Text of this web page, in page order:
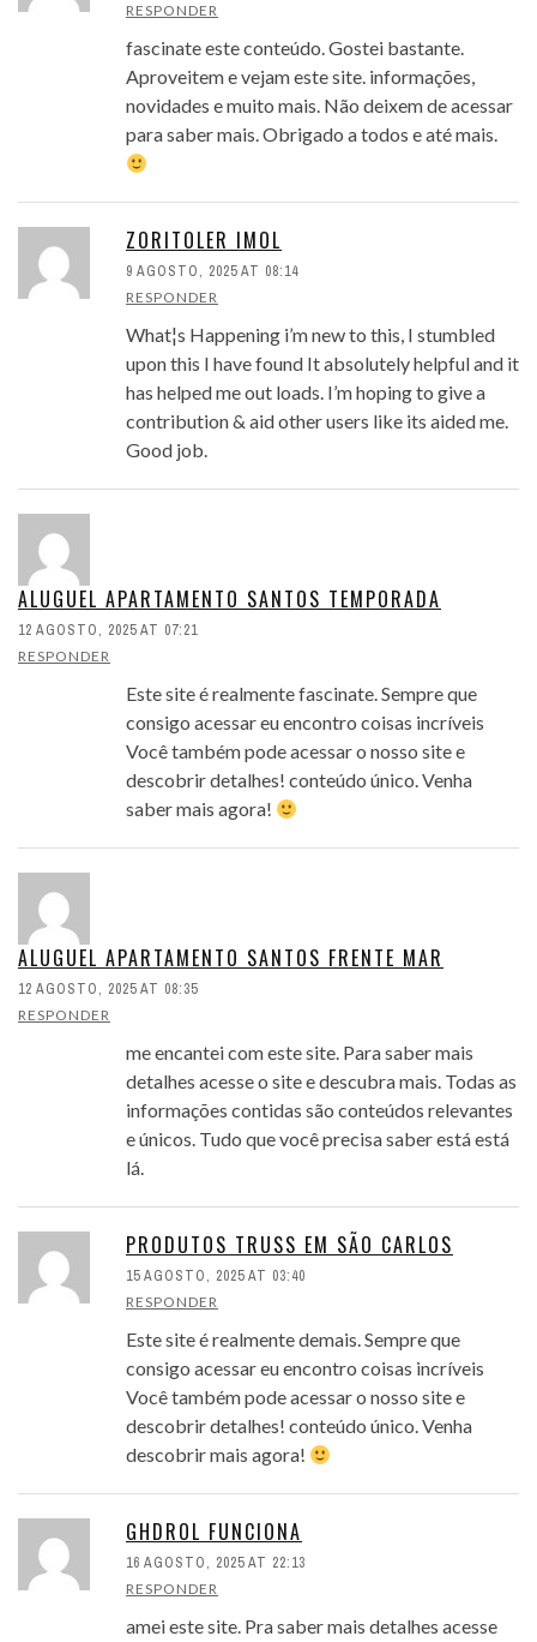
RESPONDER
fascinate este conteúdo. Gostei bastante.
Aproveitem e vejam este site. informações,
novidades e muito mais. Não deixem de acessar
para saber mais. Obrigado a todos e até mais.
ZORITOLER IMOL
9 AGOSTO, 2025 AT 08:14
RESPONDER
What¦s Happening i’m new to this, I stumbled
upon this I have found It absolutely helpful and it
has helped me out loads. I’m hoping to give a
contribution & aid other users like its aided me.
Good job.
ALUGUEL APARTAMENTO SANTOS TEMPORADA
12 AGOSTO, 2025 AT 07:21
RESPONDER
Este site é realmente fascinate. Sempre que
consigo acessar eu encontro coisas incríveis
Você também pode acessar o nosso site e
descobrir detalhes! conteúdo único. Venha
saber mais agora!
ALUGUEL APARTAMENTO SANTOS FRENTE MAR
12 AGOSTO, 2025 AT 08:35
RESPONDER
me encantei com este site. Para saber mais
detalhes acesse o site e descubra mais. Todas as
informações contidas são conteúdos relevantes
e únicos. Tudo que você precisa saber está está
lá.
PRODUTOS TRUSS EM SÃO CARLOS
15 AGOSTO, 2025 AT 03:40
RESPONDER
Este site é realmente demais. Sempre que
consigo acessar eu encontro coisas incríveis
Você também pode acessar o nosso site e
descobrir detalhes! conteúdo único. Venha
descobrir mais agora!
GHDROL FUNCIONA
16 AGOSTO, 2025 AT 22:13
RESPONDER
amei este site. Pra saber mais detalhes acesse